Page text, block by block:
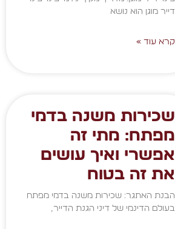
דייר מוגן הוא נושא
קרא עוד »
שכירות משנה בדמי
מפתח: מתי זה
אפשרי ואיך עושים
את זה בטוח
הבנת האתגר: שכירות משנה בדמי מפתח
בעולם הדינמי של דיני הגנת הדייר,